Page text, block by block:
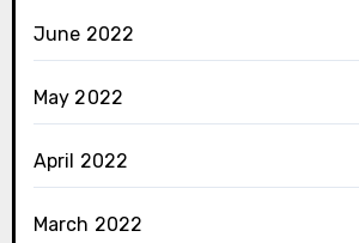
June 2022
May 2022
April 2022
March 2022